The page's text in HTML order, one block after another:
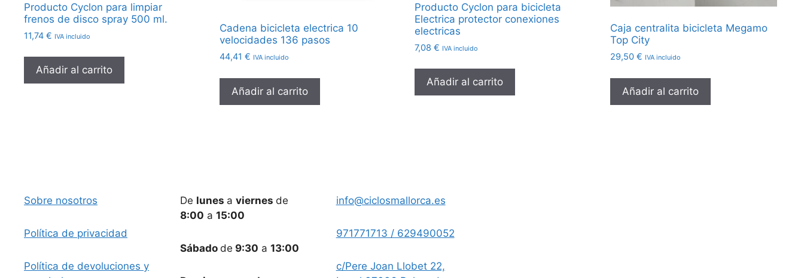
Producto Cyclon para limpiar
frenos de disco spray 500 ml.
11,74 € IVA incluido
Añadir al carrito
Cadena bicicleta electrica 10
velocidades 136 pasos
44,41 € IVA incluido
Añadir al carrito
Producto Cyclon para bicicleta
Electrica protector conexiones
electricas
7,08€ IVA incluido
Añadir al carrito
Caja centralita bicicleta Megamo
Top City
29,50€ IVA incluido
Añadir al carrito
Sobre nosotros
Política de privacidad
Política de devoluciones y
De lunes a viernes de
8:00 a 15:00
Sábado de 9:30 a 13:00
info@ciclosmallorca.es
971771713 / 629490052
c/Pere Joan Llobet 22,